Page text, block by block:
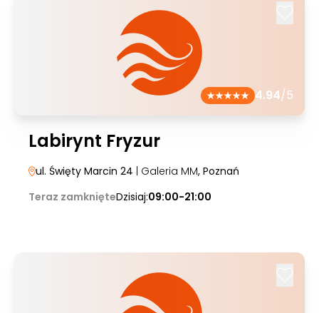
4.94/5
Labirynt Fryzur
ul. Święty Marcin 24 | Galeria MM, Poznań
Teraz zamknięteDzisiaj:09:00-21:00